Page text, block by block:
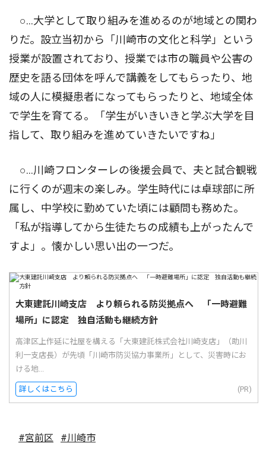
○…大学として取り組みを進めるのが地域との関わ
りだ。設立当初から「川崎市の文化と科学」という
授業が設置されており、授業では市の職員や公害の
歴史を語る団体を呼んで講義をしてもらったり、地
域の人に模擬患者になってもらったりと、地域全体
で学生を育てる。「学生がいきいきと学ぶ大学を目
指して、取り組みを進めていきたいですね」
○…川崎フロンターレの後援会員で、夫と試合観戦
に行くのが週末の楽しみ。学生時代には卓球部に所
属し、中学校に勤めていた頃には顧問も務めた。
「私が指導してから生徒たちの成績も上がったんで
すよ」。懐かしい思い出の一つだ。
大東建託川崎支店 より頼られる防災拠点へ 「一時避難
場所」に認定 独自活動も継続方針
高津区上作延に社屋を構える「大東建託株式会社川崎支店」（助川
利一支店長）が先頃「川崎市防災協力事業所」として、災害時にお
ける地...
詳しくはこちら (PR)
#宮前区 #川崎市